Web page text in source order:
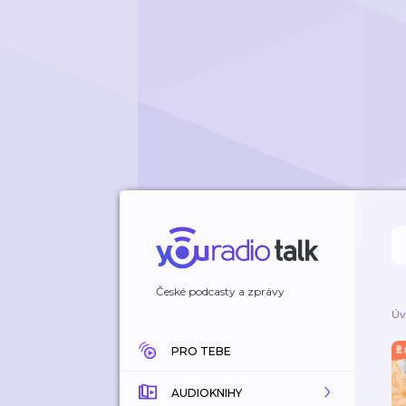
České podcasty a zprávy
PRO TEBE
AUDIOKNIHY